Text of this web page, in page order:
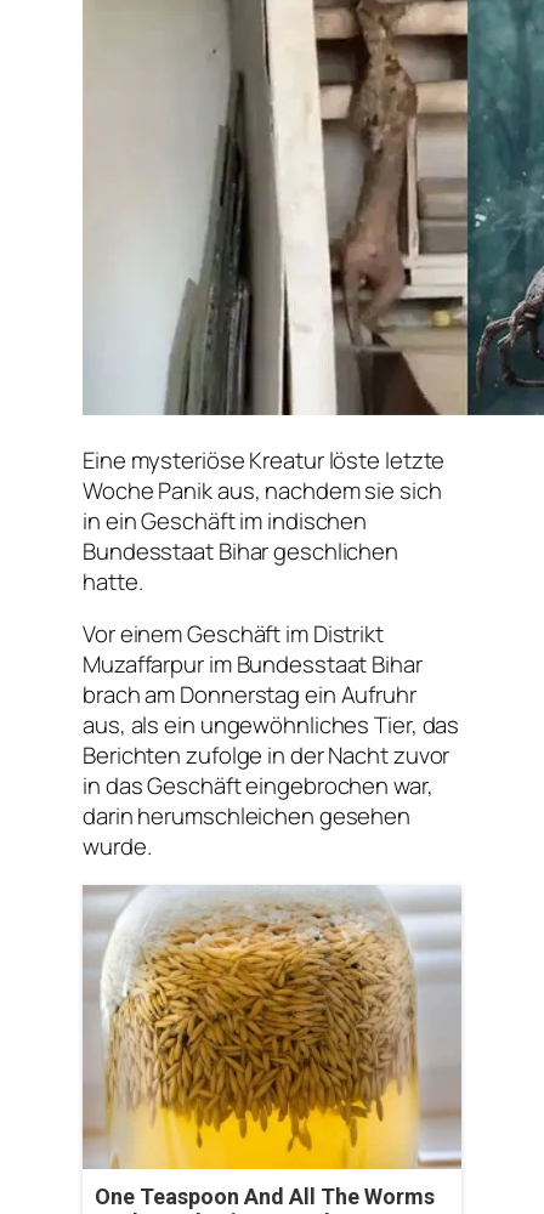
Eine mysteriöse Kreatur löste letzte
Woche Panik aus, nachdem sie sich
in ein Geschäft im indischen
Bundesstaat Bihar geschlichen
hatte.
Vor einem Geschäft im Distrikt
Muzaffarpur im Bundesstaat Bihar
brach am Donnerstag ein Aufruhr
aus, als ein ungewöhnliches Tier, das
Berichten zufolge in der Nacht zuvor
in das Geschäft eingebrochen war,
darin herumschleichen gesehen
wurde.
One Teaspoon And All The Worms